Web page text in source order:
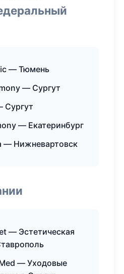
— Тюмень
— Сургут
Сургут
— Екатеринбург
— Нижневартовск
— Эстетическая
— Уходовые